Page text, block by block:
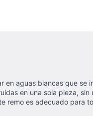
en aguas blancas que
en una sola pieza,
remo es adecuado para